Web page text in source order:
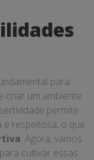
para
criar um ambiente
permite
e respeitosa, o que
. Agora, vamos
cultivar essas